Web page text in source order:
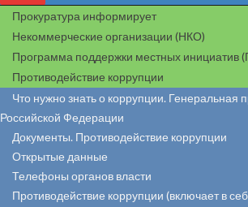
Прокуратура информирует
Некоммерческие организации (НКО)
Программа поддержки местных инициатив
Противодействие коррупции
Что нужно знать о коррупции. Генеральная
Российской Федерации
Документы. Противодействие коррупции
Открытые данные
Телефоны органов власти
Противодействие коррупции (включает в